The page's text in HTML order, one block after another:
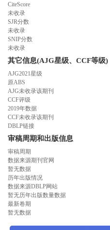
CiteScore
未收录
SJR分数
未收录
SNIP分数
未收录
其它信息(AJG星级、CCF等级)
AJG2021星级
原ABS
AJG未收录该期刊
CCF评级
2019年数据
CCF未收录该期刊
DBLP链接
审稿周期和出版信息
审稿周期
数据来源期刊官网
暂无数据
历年出版情况
数据来源DBLP网站
暂无历年出版数量数据
最新卷期
暂无数据